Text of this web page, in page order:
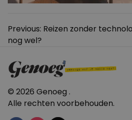
Bericht
navigatie
Previous: Reizen zonder
nog wel?
© 2026 Genoeg .
Alle rechten voorbehouden.